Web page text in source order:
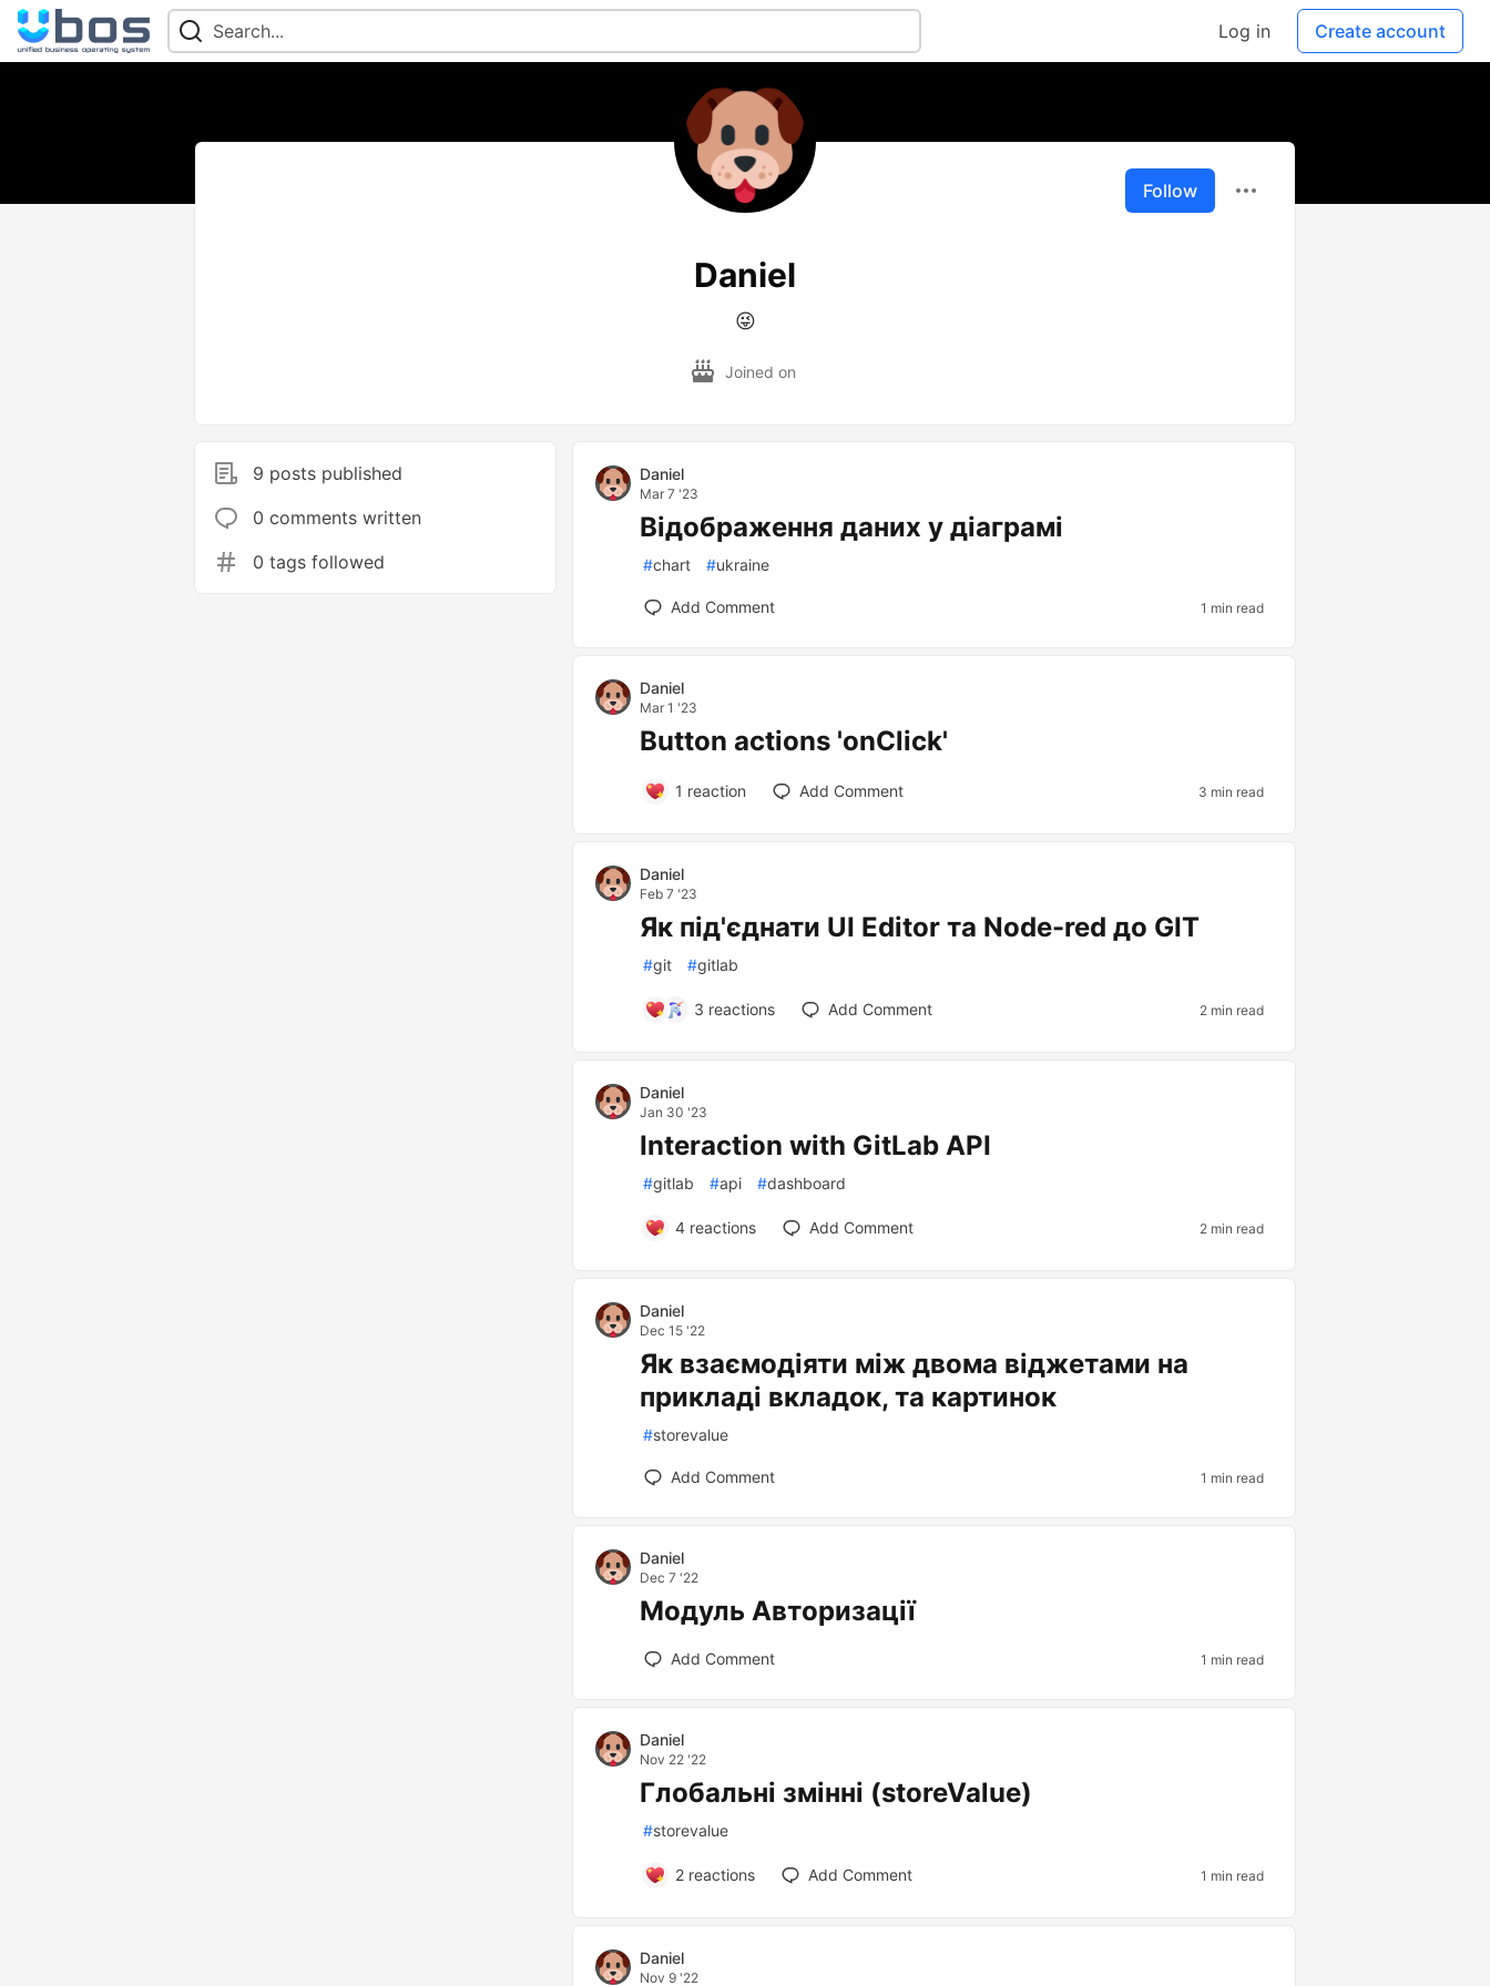
Log in Create account
Follow
Daniel
😜
Joined on
9 posts published
0 comments written
0 tags followed
Daniel
Mar 7 '23
Відображення даних у діаграмі
#chart #ukraine
Add Comment 1 min read
Daniel
Mar 1 '23
Button actions 'onClick'
1 reaction Add Comment 3 min read
Daniel
Feb 7 '23
Як під'єднати UI Editor та Node-red до GIT
#git #gitlab
3 reactions Add Comment 2 min read
Daniel
Jan 30 '23
Interaction with GitLab API
#gitlab #api #dashboard
4reactions Add Comment 2 min read
Daniel
Dec 15 '22
Як взаємодіяти між двома віджетами на
прикладі вкладок, та картинок
#storevalue
Add Comment 1 min read
Daniel
Dec 7 '22
Модуль Авторизації
Add Comment 1 min read
Daniel
Nov 22 '22
Глобальні змінні (storeValue)
#storevalue
2reactions Add Comment 1 min read
Daniel
Nov 9 '22